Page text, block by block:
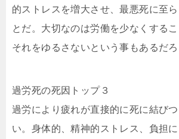
的ストレスを増大させ、最悪死に至
とだ。大切なのは労働を少なくする
それをゆるさないという事もあるだろ
過労死の死因トップ３
過労により疲れが直接的に死に結び
い。身体的、精神的ストレス、負担